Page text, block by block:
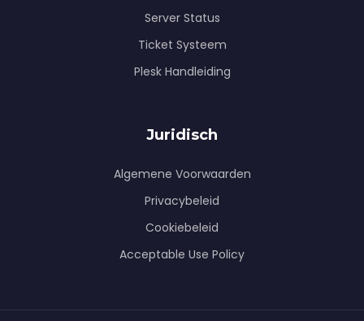
Server Status
Ticket Systeem
Plesk Handleiding
Juridisch
Algemene Voorwaarden
Privacybeleid
Cookiebeleid
Acceptable Use Policy